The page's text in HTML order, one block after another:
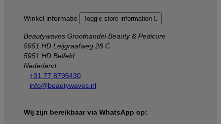
Winkel informatie Toggle store information 
Beautywaves Groothandel Beauty & Pedicure
5951 HD Leijgraafweg 28 C
5951 HD Belfeld
Nederland
+31 77 8795430
info@beautywaves.nl
Wij zijn bereikbaar via WhatsApp op: